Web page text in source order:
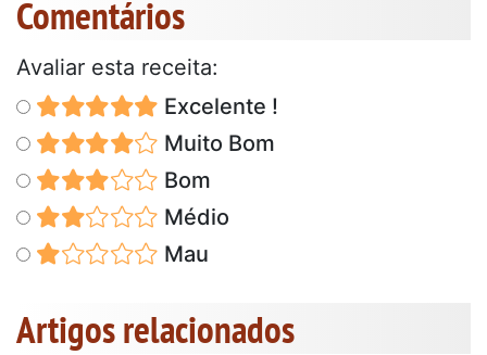
Comentários
Avaliar esta receita:
Excelente !
Muito Bom
Bom
Médio
Mau
Artigos relacionados